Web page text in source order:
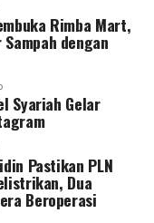
kompetisi yang
terbaik.
tahun dan
Tengah dan
kami menggelar
bibit-bibit anak
Pangdam Zainal
Rimba Mart,
dengan
Syariah Gelar
Pastikan PLN
Dua
Beroperasi